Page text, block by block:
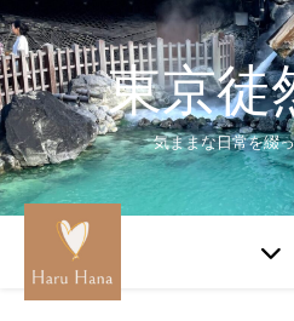
東京徒
気ままな日常を綴